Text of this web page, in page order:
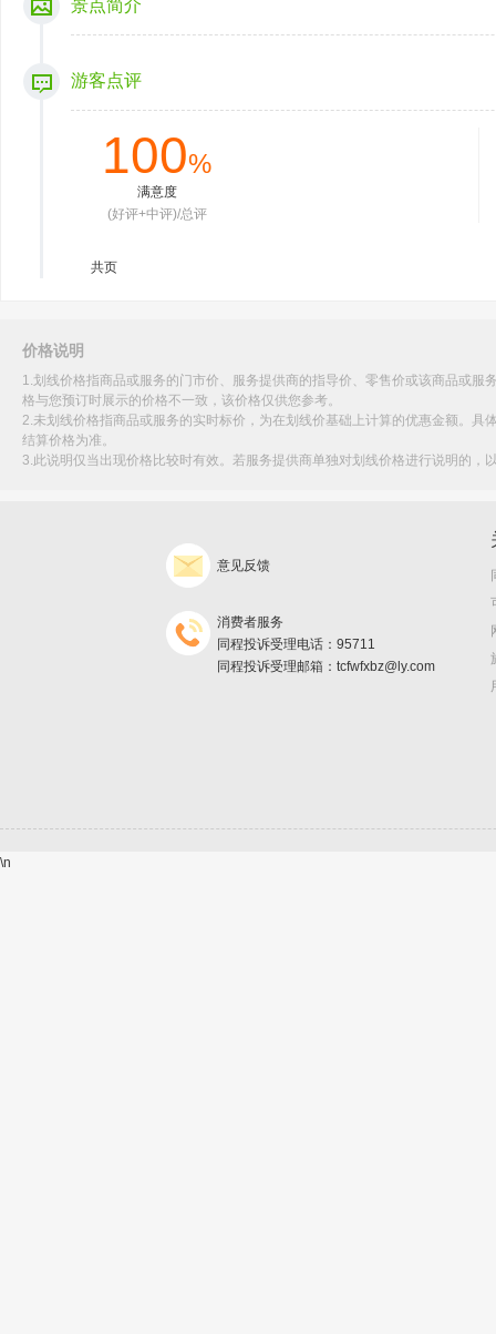
景点简介
游客点评
100%
满意度
(好评+中评)/总评
共页
价格说明
1.划线价格指商品或服务的门市价、服务提供商的指导价、零售价或该商品或
格与您预订时展示的价格不一致，该价格仅供您参考。
2.未划线价格指商品或服务的实时标价，为在划线价基础上计算的优惠金额。
结算价格为准。
3.此说明仅当出现价格比较时有效。若服务提供商单独对划线价格进行说明的
意见反馈
消费者服务
同程投诉受理电话：95711
同程投诉受理邮箱：tcfwfxbz@ly.com
\n